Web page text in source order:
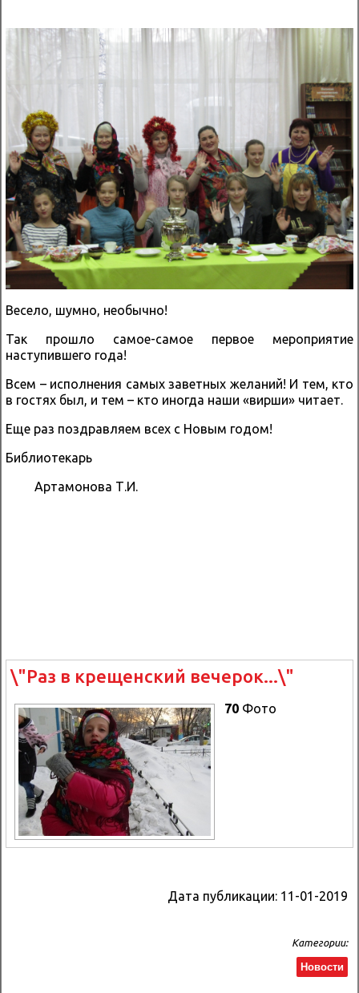
Весело, шумно, необычно!
Так прошло самое-самое первое мероприятие
наступившего года!
Всем – исполнения самых заветных желаний! И тем, кто
в гостях был, и тем – кто иногда наши «вирши» читает.
Еще раз поздравляем всех с Новым годом!
Библиотекарь
Артамонова Т.И.
\"Раз в крещенский вечерок...\"
70 Фото
Дата публикации: 11-01-2019
Категории:
Новости